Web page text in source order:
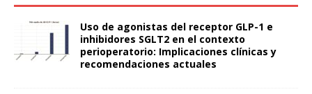
Uso de agonistas del receptor GLP-1 e
inhibidores SGLT2 en el contexto
perioperatorio: Implicaciones clínicas y
recomendaciones actuales